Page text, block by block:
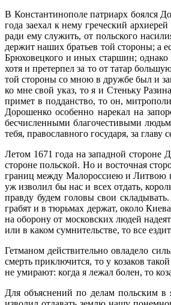
В Константинополе патриарх боялся
года заехал к нему греческий
ради ему служить, от польского
держит наших братьев той стороны; а
Брюховецкого и иных старшин;
хотя и претерпел за то от татар
той стороны со мною в дружбе был и
ко мне свой указ, то я и Стеньку
примет в подданство, то он,
Дорошенко особенно нарекал на
бесчисленными благочестивыми
тебя, православного государя, за главу
Летом 1671 года на западной стороне
стороне польской. Но и восточная
границ между Малороссиею и Литвою
уж изволил бы нас и всех отдать,
правду будем головы свои
грабят и в тюрьмах держат, около
на оборону от московских людей
или в каком сумнительстве, то все
Гетманом действительно овладело
смерть приключится, то у козаков
не yмиpaют: когда я лежал болен, то
Для объяснений по делам польским в